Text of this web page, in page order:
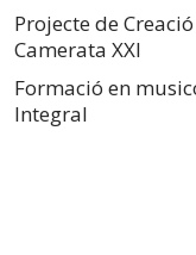
Projecte de
Camerata XXI
Formació en
Integral